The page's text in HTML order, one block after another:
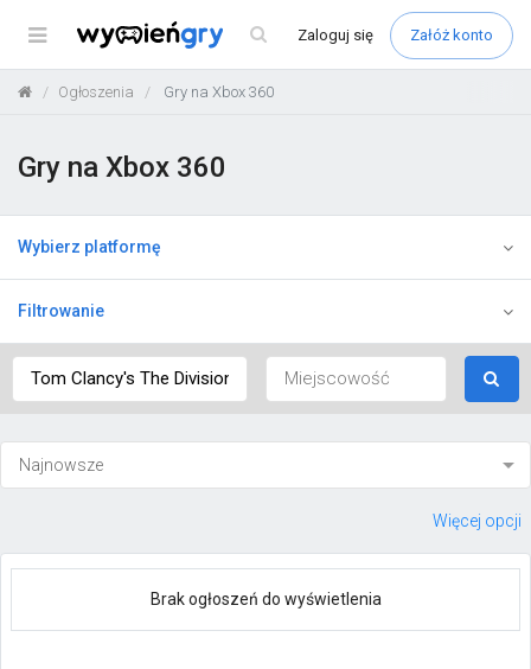
Menu Zaloguj się Załóż konto
Ogłoszenia Gry na Xbox 360
Gry na Xbox 360
Wybierz platformę
Filtrowanie
Więcej opcji
Brak ogłoszeń do wyświetlenia